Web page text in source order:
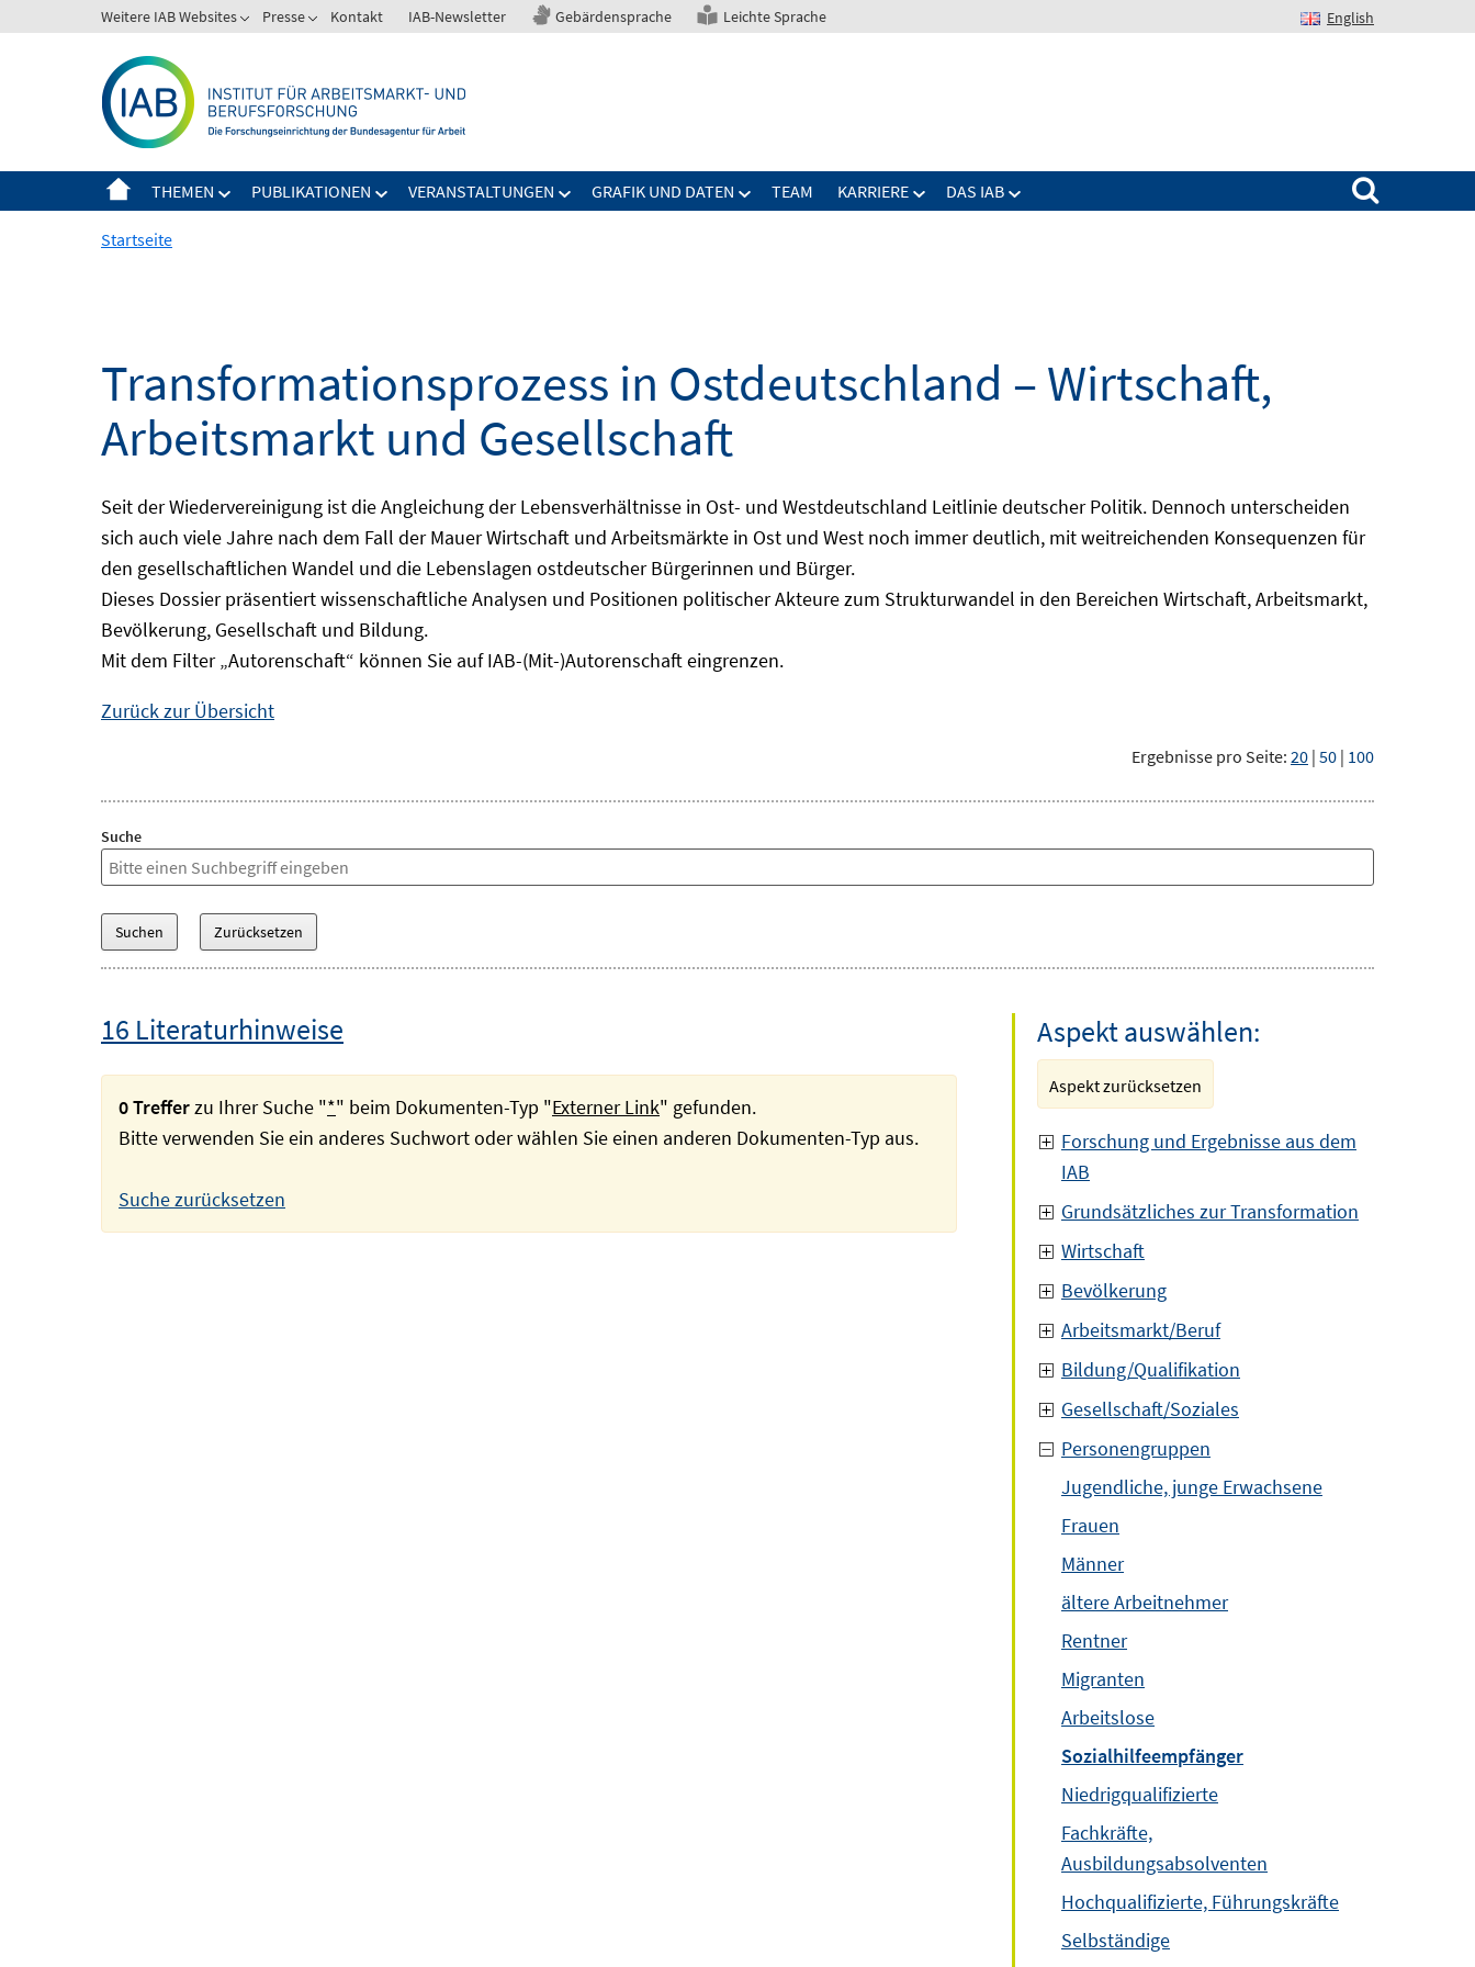
zum
Weitere IAB Websites Presse Kontakt IAB-Newsletter Gebärdensprache Leichte Sprache English
THEMEN PUBLIKATIONEN VERANSTALTUNGEN GRAFIK UND DATEN TEAM KARRIERE DAS IAB
Suchen nach:
Startseite
Transformationsprozess in Ostdeutschland – Wirtschaft,
Arbeitsmarkt und Gesellschaft
Seit der Wiedervereinigung ist die Angleichung der Lebensverhältnisse in Ost- und Westdeutschland Leitlinie deutscher Politik. Dennoch unterscheiden
sich auch viele Jahre nach dem Fall der Mauer Wirtschaft und Arbeitsmärkte in Ost und West noch immer deutlich, mit weitreichenden Konsequenzen für
den gesellschaftlichen Wandel und die Lebenslagen ostdeutscher Bürgerinnen und Bürger.
Dieses Dossier präsentiert wissenschaftliche Analysen und Positionen politischer Akteure zum Strukturwandel in den Bereichen Wirtschaft, Arbeitsmarkt,
Bevölkerung, Gesellschaft und Bildung.
Mit dem Filter „Autorenschaft“ können Sie auf IAB-(Mit-)Autorenschaft eingrenzen.
Zurück zur Übersicht
Ergebnisse pro Seite: 20 | 50 | 100
Suche
16 Literaturhinweise
0 Trefferzu Ihrer Suche "*" beim Dokumenten-Typ "Externer Link" gefunden.
Bitte verwenden Sie ein anderes Suchwort oder wählen Sie einen anderen Dokumenten-Typ aus.
Suche zurücksetzen
Aspekt auswählen:
Aspekt zurücksetzen
Forschung und Ergebnisse aus dem
IAB
Grundsätzliches zur Transformation
Wirtschaft
Bevölkerung
Arbeitsmarkt/Beruf
Bildung/Qualifikation
Gesellschaft/Soziales
Personengruppen
Jugendliche, junge Erwachsene
Frauen
Männer
ältere Arbeitnehmer
Rentner
Migranten
Arbeitslose
Sozialhilfeempfänger
Niedrigqualifizierte
Fachkräfte,
Ausbildungsabsolventen
Hochqualifizierte, Führungskräfte
Selbständige